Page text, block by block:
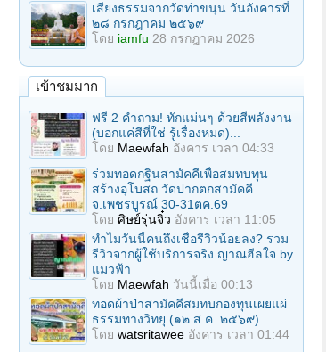
เสียงธรรมจากวัดท่าขนุน วันอังคารที่
๒๘ กรกฎาคม ๒๕๖๙
โดย iamfu 28 กรกฎาคม 2026
เข้าชมมาก
ฟรี 2 คำถาม! ทักแม่นๆ ด้วยสีพลังงาน
(บอกแค่สีที่ใช่ รู้เรื่องหมด)...
โดย Maewfah อังคาร เวลา 04:33
ร่วมทอดกฐินสามัคคีเพื่อสมทบทุน
สร้างอุโบสถ วัดปากตกสามัคคี
จ.เพชรบูรณ์ 30-31ตค.69
โดย ศิษย์รุ่นจิ๋ว อังคาร เวลา 11:05
ทำไมวันนี้คนถึงเชื่อรีวิวน้อยลง? รวม
รีวิวจากผู้ใช้บริการจริง ญาณฮีลใจ by
แมวฟ้า
โดย Maewfah วันนี้เมื่อ 00:13
ทอดผ้าป่าสามัคคีสมทบกองทุนเผยแผ่
ธรรมทางวิทยุ (๑๒ ส.ค. ๒๕๖๙)
โดย watsritawee อังคาร เวลา 01:44